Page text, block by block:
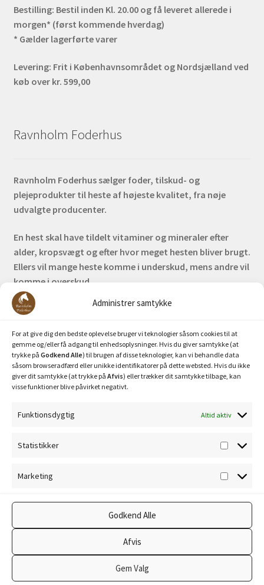
Administrer samtykke
For at give dig den bedste oplevelse bruger vi teknologier såsom cookies til at
gemme og/eller få adgang til enhedsoplysninger. Hvis du giver samtykke (at
trykke på Godkend Alle) til brugen af disse teknologier, kan vi behandle data
såsom browseradfærd eller unikke identifikatorer på dette websted. Hvis du ikke
giver dit samtykke (at trykke på Afvis) eller trækker dit samtykke tilbage, kan
visse funktioner blive påvirket negativt.
Funktionsdygtig Altid aktiv
Statistikker
Marketing
Godkend Alle
Afvis
Gem Valg
Bestilling: Bestil inden Kl. 20.00 og få leveret allerede i
morgen* (først kommende hverdag)
* Gælder lagerførte varer
Levering: Frit i Københavnsområdet og Nordsjælland ved
køb over kr. 599,00
Ravnholm Foderhus
Ravnholm Foderhus sælger foder, tilskud- og
plejeprodukter til heste af højeste kvalitet, fra nøje
udvalgte producenter.
En hest skal have tildelt vitaminer og mineraler efter
alder, kropsvægt og efter hvor meget hesten bliver brugt.
Ellers vil mange heste komme i underskud, mens andre vil
komme i overskud.
Bank: Nordea / Reg: 2413 Konto nr. 6285 704 772
Privatlivspolitik
© Ravnholm Foderhus 2026
Lavet med WooCommerce